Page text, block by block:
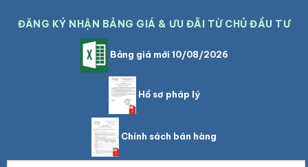
ĐĂNG KÝ NHẬN BẢNG GIÁ & ƯU ĐÃI TỪ CHỦ ĐẦU TƯ
Bảng giá mới 10/08/2026
Hồ sơ pháp lý
Chính sách bán hàng